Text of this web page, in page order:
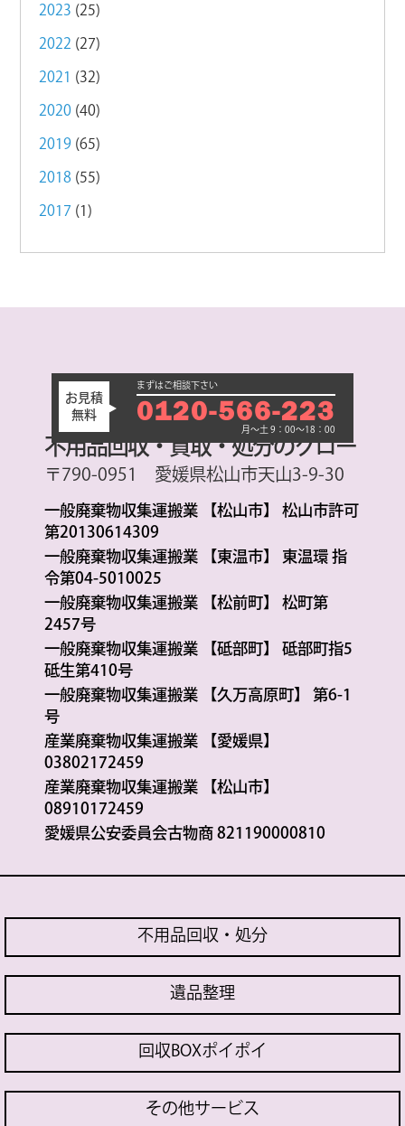
2023 (25)
2022 (27)
2021 (32)
2020 (40)
2019 (65)
2018 (55)
2017 (1)
お見積
無料
まずはご相談下さい
0120-566-223
月～土 9：00～18：00
不用品回収・買取・処分のグロー
〒790-0951 愛媛県松山市天山3-9-30
一般廃棄物収集運搬業 【松山市】 松山市許可
第20130614309
一般廃棄物収集運搬業 【東温市】 東温環 指
令第04-5010025
一般廃棄物収集運搬業 【松前町】 松町第
2457号
一般廃棄物収集運搬業 【砥部町】 砥部町指5
砥生第410号
一般廃棄物収集運搬業 【久万高原町】 第6-1
号
産業廃棄物収集運搬業 【愛媛県】
03802172459
産業廃棄物収集運搬業 【松山市】
08910172459
愛媛県公安委員会古物商 821190000810
不用品回収・処分
遺品整理
回収BOXポイポイ
その他サービス